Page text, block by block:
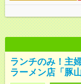
ランチのみ！主
ラーメン店「豚